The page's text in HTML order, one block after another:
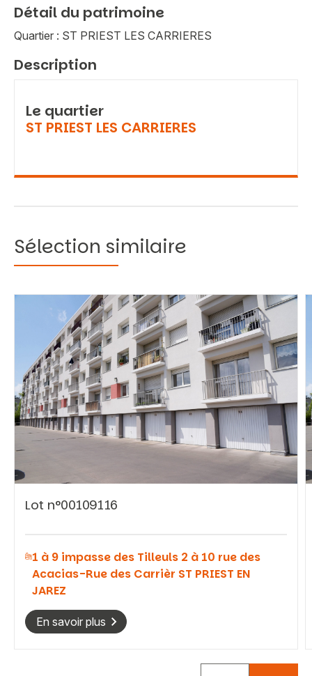
Rechercher
Détail du patrimoine
Quartier : ST PRIEST LES CARRIERES
Description
Le quartier
ST PRIEST LES CARRIERES
Sélection similaire
Lot n°00109116
1 à 9 impasse des Tilleuls 2 à 10 rue des
Acacias-Rue des Carrièr ST PRIEST EN
JAREZ
En savoir plus